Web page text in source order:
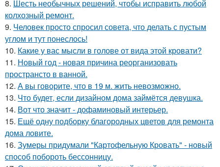
8. Шесть необычных решений, чтобы исправить любой
колхозный ремонт.
9. Человек просто спросил совета, что делать с пустым
углом и тут понеслось!
10. Какие у вас мысли в голове от вида этой кровати?
11. Новый год - новая причина реорганизовать
пространсто в ванной.
12. А вы говорите, что в 19 м. жить невозможно.
13. Что будет, если дизайном дома займётся девушка.
14. Вот что значит - дофаминовый интерьер.
15. Ещё одну подборку благородных цветов для ремонта
дома ловите.
16. Зумеры придумали "Картофельную Кровать" - новый
способ побороть бессонницу.